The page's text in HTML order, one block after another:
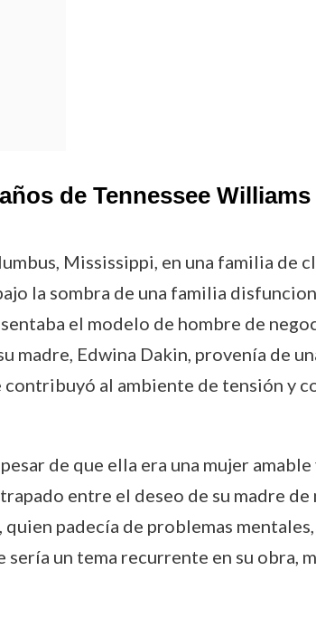
de Tennessee Williams
Mississippi, en una familia de
la sombra de una familia
el modelo de hombre de
Edwina Dakin, provenía de
al ambiente de tensión y
de que ella era una mujer
entre el deseo de su madre de
quien padecía de problemas
un tema recurrente en su obra,